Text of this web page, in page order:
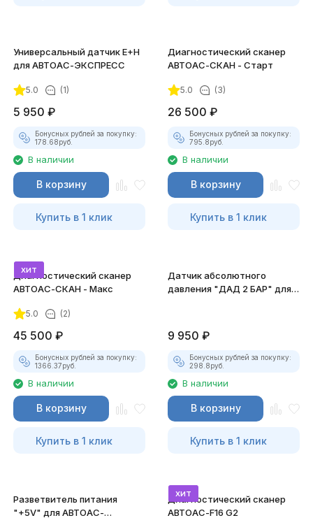
Универсальный датчик E+H
для АВТОАС-ЭКСПРЕСС
5.0 (1)
5 950 ₽
Бонусных рублей за покупку:
178.68руб.
В наличии
В корзину
Купить в 1 клик
Диагностический сканер
АВТОАС-СКАН - Старт
5.0 (3)
26 500 ₽
Бонусных рублей за покупку:
795.8руб.
В наличии
В корзину
Купить в 1 клик
хит
Диагностический сканер
АВТОАС-СКАН - Макс
5.0 (2)
45 500 ₽
Бонусных рублей за покупку:
1366.37руб.
В наличии
В корзину
Купить в 1 клик
Датчик абсолютного
давления "ДАД 2 БАР" для
9 950 ₽
Бонусных рублей за покупку:
298.8руб.
В наличии
В корзину
Купить в 1 клик
Разветвитель питания
"+5V" для АВТОАС-
хит
Диагностический сканер
АВТОАС-F16 G2